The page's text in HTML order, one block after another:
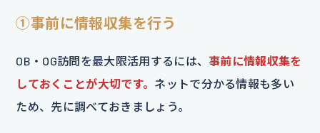
①事前に情報収集を行う
OB・OG訪問を最大限活用するには、事前に情報収集を
しておくことが大切です。 ネットで分かる情報も多い
ため、先に調べておきましょう。